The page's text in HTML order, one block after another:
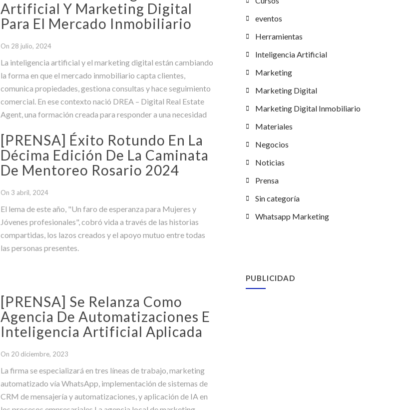
Artificial Y Marketing Digital
Para El Mercado Inmobiliario
On 28 julio, 2024
La inteligencia artificial y el marketing digital están cambiando
la forma en que el mercado inmobiliario capta clientes,
comunica propiedades, gestiona consultas y hace seguimiento
comercial. En ese contexto nació DREA – Digital Real Estate
Agent, una formación creada para responder a una necesidad
desarrollarse no solo
[PRENSA] Éxito Rotundo En La
Décima Edición De La Caminata
De Mentoreo Rosario 2024
On 3 abril, 2024
El lema de este año, "Un faro de esperanza para Mujeres y
Jóvenes profesionales", cobró vida a través de las historias
compartidas, los lazos creados y el apoyo mutuo entre todas
las personas presentes.
[PRENSA] Se Relanza Como
Agencia De Automatizaciones E
Inteligencia Artificial Aplicada
On 20 diciembre, 2023
La firma se especializará en tres líneas de trabajo, marketing
automatizado vía WhatsApp, implementación de sistemas de
CRM de mensajería y automatizaciones, y aplicación de IA en
eventos
Herramientas
Inteligencia Artificial
Marketing
Marketing Digital
Marketing Digital Inmobiliario
Materiales
Negocios
Noticias
Prensa
Sin categoría
Whatsapp Marketing
PUBLICIDAD